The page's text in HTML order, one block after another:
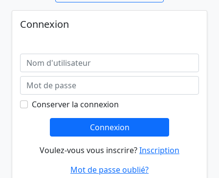
Connexion
Conserver la connexion
Connexion
Voulez-vous vous inscrire?Inscription
Mot de passe oublié?